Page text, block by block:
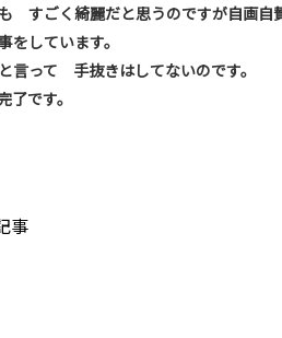
すごく綺麗だと思うのですが自画自
をしています。
言って 手抜きはしてないのです。
了です。
事